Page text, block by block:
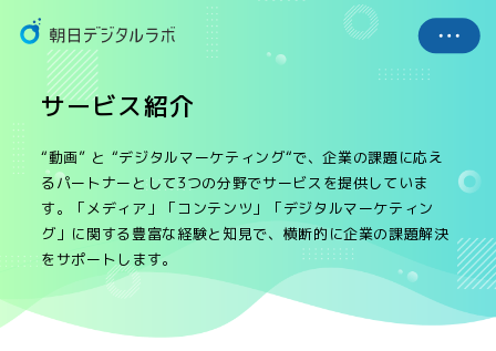
サービス紹介
“動画” と “デジタルマーケティング“で、企業の課題に応え
るパートナーとして3つの分野でサービスを提供していま
す。「メディア」「コンテンツ」「デジタルマーケティン
グ」に関する豊富な経験と知見で、横断的に企業の課題解決
をサポートします。